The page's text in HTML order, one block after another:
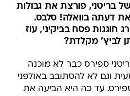
בריטני, פורצת את גבולות
דעתה בוואלה! סלבס.
חוגגות פסח בביקיני, עוז
לביץ' מקלדת?
ספירס כבר לא מוכנה
וגם לא להסתובב באולפני
עד כה היא הביעה את